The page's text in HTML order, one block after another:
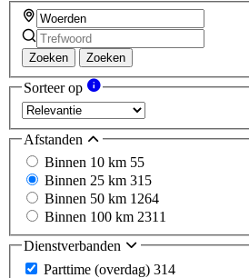
Zoeken Zoeken
Sorteer op
Afstanden
Binnen 10 km 55
Binnen 25 km 315
Binnen 50 km 1264
Binnen 100 km 2311
Dienstverbanden
Parttime (overdag) 314